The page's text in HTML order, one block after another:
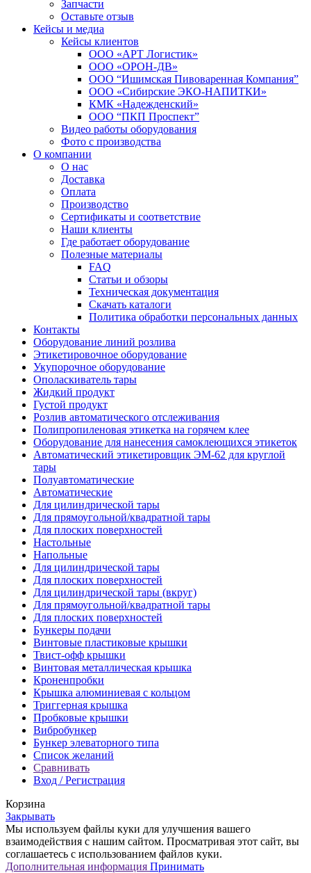
Запчасти
Оставьте отзыв
Кейсы и медиа
Кейсы клиентов
ООО «АРТ Логистик»
ООО «ОРОН-ДВ»
ООО “Ишимская Пивоваренная Компания”
ООО «Сибирские ЭКО-НАПИТКИ»
КМК «Надежденский»
ООО “ПКП Проспект”
Видео работы оборудования
Фото с производства
О компании
О нас
Доставка
Оплата
Производство
Сертификаты и соответствие
Наши клиенты
Где работает оборудование
Полезные материалы
FAQ
Статьи и обзоры
Техническая документация
Скачать каталоги
Политика обработки персональных данных
Контакты
Оборудование линий розлива
Этикетировочное оборудование
Укупорочное оборудование
Ополаскиватель тары
Жидкий продукт
Густой продукт
Розлив автоматического отслеживания
Полипропиленовая этикетка на горячем клее
Оборудование для нанесения самоклеющихся этикеток
Автоматический этикетировщик ЭМ-62 для круглой
тары
Полуавтоматические
Автоматические
Для цилиндрической тaры
Для прямоугoльной/квадратной тары
Для плoских поверхностей
Настольные
Напольные
Для цилиндрической тары
Для плоских поверхностей
Для цилиндрической тары (вкруг)
Для прямоугольной/квадратной тары
Для плоских поверхностей
Бункеры подачи
Винтовые пластиковые крышки
Твист-офф крышки
Винтовая металлическая крышка
Кроненпробки
Крышка алюминиевая с кольцом
Триггерная крышка
Пробковые крышки
Вибробункер
Бункер элеваторного типа
Список желаний
Сравнивать
Вход / Регистрация
Корзина
Закрывать
Мы используем файлы куки для улучшения вашего
взаимодействия с нашим сайтом. Просматривая этот сайт, вы
соглашаетесь с использованием файлов куки.
Дополнительная информация Дополнительная
Принимать